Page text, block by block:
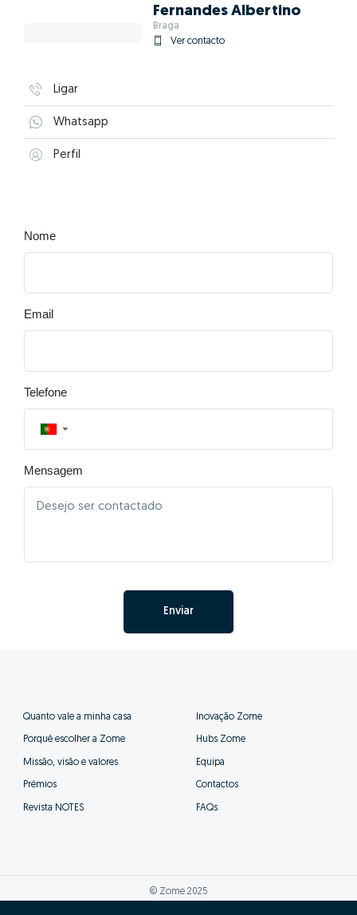
Fernandes Albertino
Braga
Ver contacto
Ligar
Whatsapp
Perfil
Nome
Email
Telefone
▼
Mensagem
Enviar
Quanto vale a minha casa
Porquê escolher a Zome
Missão, visão e valores
Prémios
Revista NOTES
Inovação Zome
Hubs Zome
Equipa
Contactos
FAQs
© Zome 2025